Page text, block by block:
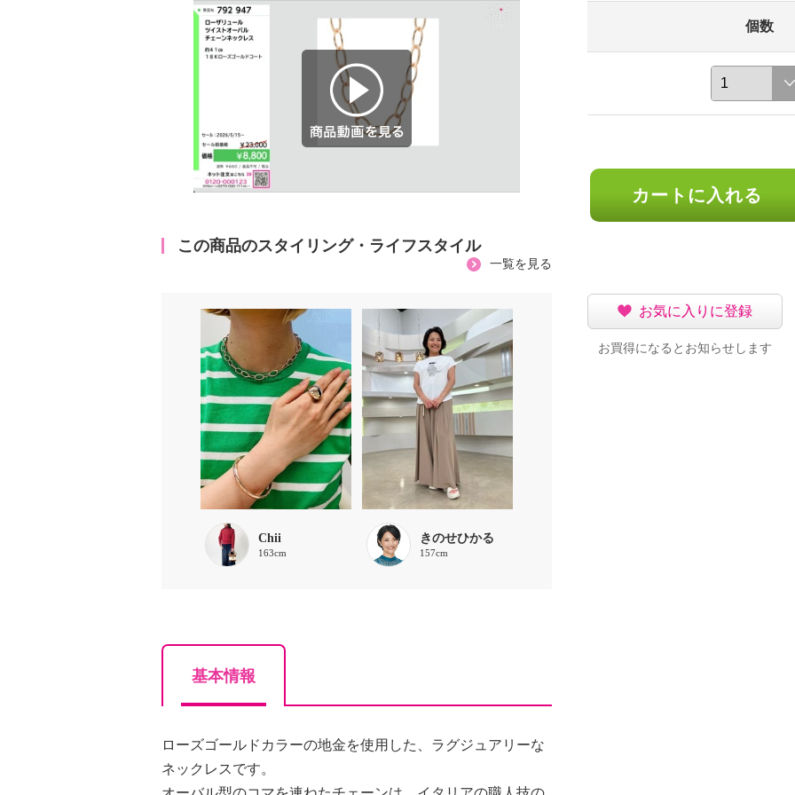
この商品のスタイリング・ライフスタイル
一覧を見る
Chii
163cm
きのせひかる
157cm
基本情報
ローズゴールドカラーの地金を使用した、ラグジュアリーな
ネックレスです。
個数
カートに入れる
お気に入りに登録
お買得になるとお知らせします